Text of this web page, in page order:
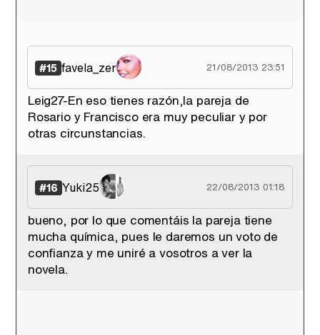
#15 favela_zer 21/08/2013 23:51
Leig27-En eso tienes razón,la pareja de
Rosario y Francisco era muy peculiar y por
otras circunstancias.
#16 Yuki25 22/08/2013 01:18
bueno, por lo que comentáis la pareja tiene
mucha química, pues le daremos un voto de
confianza y me uniré a vosotros a ver la
novela.